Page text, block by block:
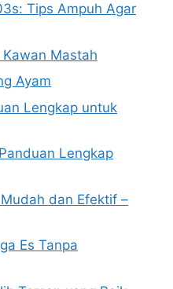
Tips Ampuh Agar
Mastah
Ayam
Lengkap untuk
Lengkap
dan Efektif –
Es Tanpa